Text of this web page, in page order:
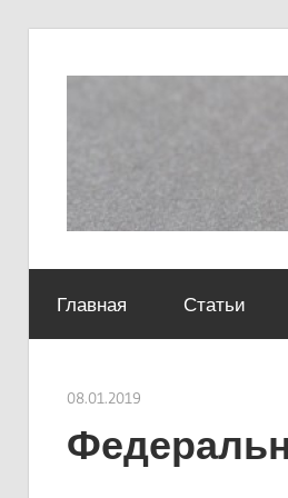
юридический
центр
Главная Статьи
08.01.2019